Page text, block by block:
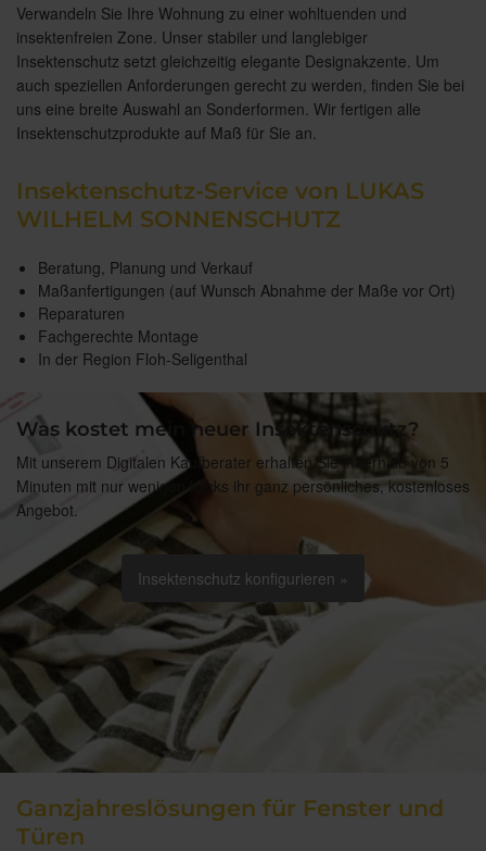
Verwandeln Sie Ihre Wohnung zu einer wohltuenden und
insektenfreien Zone. Unser stabiler und langlebiger
Insektenschutz setzt gleichzeitig elegante Designakzente. Um
auch speziellen Anforderungen gerecht zu werden, finden Sie bei
uns eine breite Auswahl an Sonderformen. Wir fertigen alle
Insektenschutzprodukte auf Maß für Sie an.
Insektenschutz-Service von LUKAS
WILHELM SONNENSCHUTZ
Beratung, Planung und Verkauf
Maßanfertigungen (auf Wunsch Abnahme der Maße vor Ort)
Reparaturen
Fachgerechte Montage
In der Region Floh-Seligenthal
Was kostet mein neuer Insektenschutz?
Mit unserem Digitalen Kaufberater erhalten Sie innerhalb von 5
Minuten mit nur wenigen Klicks ihr ganz persönliches, kostenloses
Angebot.
Insektenschutz konfigurieren »
Ganzjahreslösungen für Fenster und
Türen